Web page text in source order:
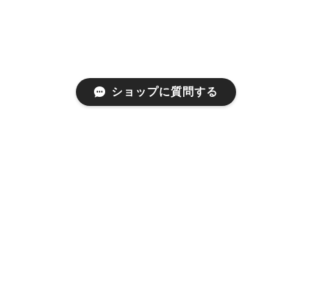
ショップに質問する